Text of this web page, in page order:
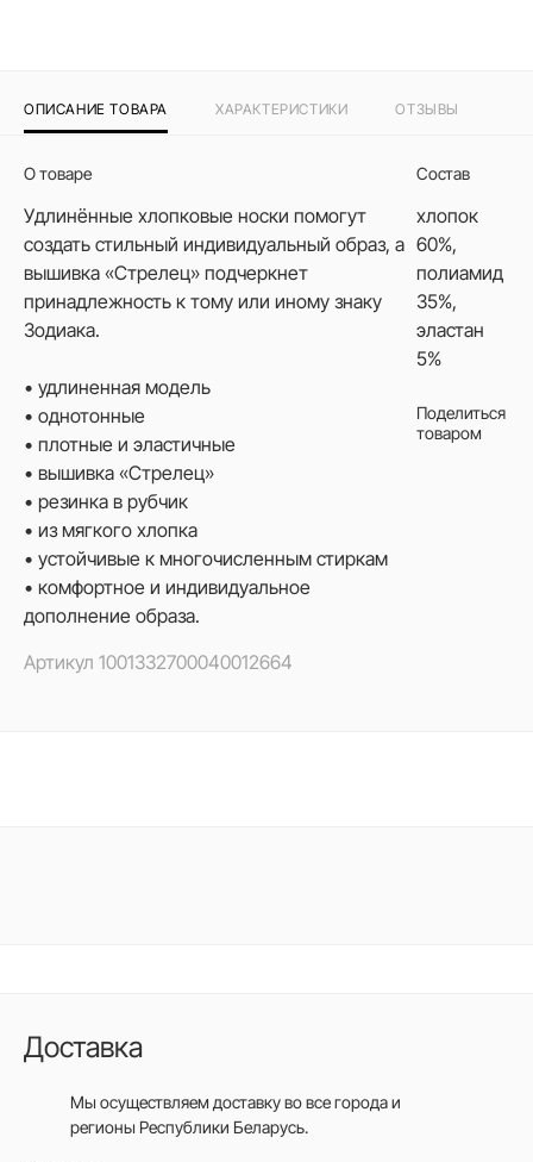
ОПИСАНИЕ ТОВАРА ХАРАКТЕРИСТИКИ ОТЗЫВЫ
О товаре
Удлинённые хлопковые носки помогут
создать стильный индивидуальный образ, а
вышивка «Стрелец» подчеркнет
принадлежность к тому или иному знаку
Зодиака.
• удлиненная модель
• однотонные
• плотные и эластичные
• вышивка «Стрелец»
• резинка в рубчик
• из мягкого хлопка
• устойчивые к многочисленным стиркам
• комфортное и индивидуальное
дополнение образа.
Артикул 1001332700040012664
Состав
хлопок
60%,
полиамид
35%,
эластан
5%
Поделиться
товаром
Доставка
Мы осуществляем доставку во все городаи
регионы Республики Беларусь.